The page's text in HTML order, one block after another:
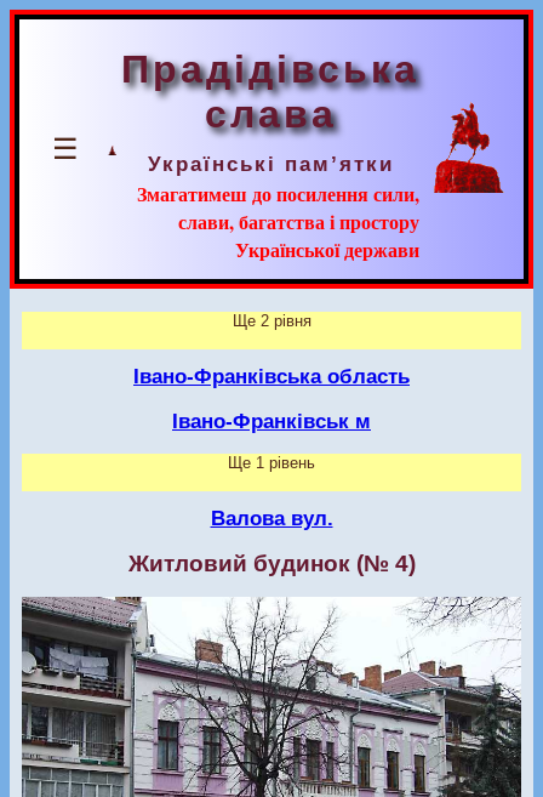
☰
Прадідівська
слава
Українські пам’ятки
Змагатимеш до посилення сили,
слави, багатства і простору
Української держави
Ще 2 рівня
Івано-Франківська область
Івано-Франківськ м
Ще 1 рівень
Валова вул.
Житловий будинок (№ 4)